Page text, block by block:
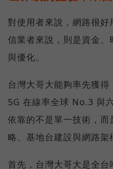
對使用者來說，網路很
信業者來說，則是資金
與優化。
台灣大哥大能夠率先獲
5G 在線率全球 No.3 與
依靠的不是單一技術，而
略、基地台建設與網路架
首先，台灣大哥大是全台